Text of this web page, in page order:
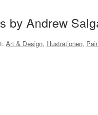
by Andrew
Art & Design, Illustrationen,